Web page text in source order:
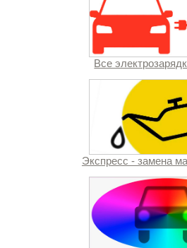
Все
Экспресс - замена